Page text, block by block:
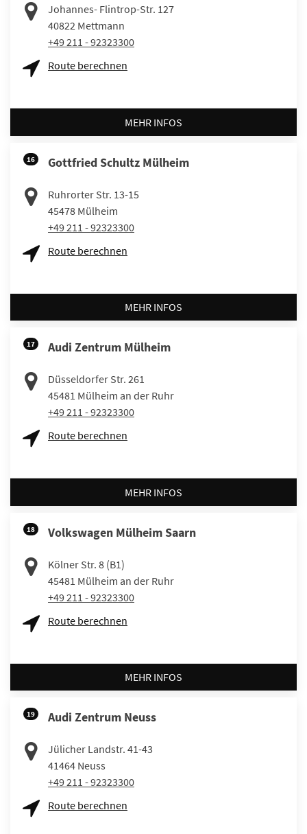
Johannes- Flintrop-Str. 127
40822 Mettmann
+49 211 - 92323300
Route berechnen
MEHR INFOS
16 Gottfried Schultz Mülheim
Ruhrorter Str. 13-15
45478 Mülheim
+49 211 - 92323300
Route berechnen
MEHR INFOS
17 Audi Zentrum Mülheim
Düsseldorfer Str. 261
45481 Mülheim an der Ruhr
+49 211 - 92323300
Route berechnen
MEHR INFOS
18 Volkswagen Mülheim Saarn
Kölner Str. 8 (B1)
45481 Mülheim an der Ruhr
+49 211 - 92323300
Route berechnen
MEHR INFOS
19 Audi Zentrum Neuss
Jülicher Landstr. 41-43
41464 Neuss
+49 211 - 92323300
Route berechnen